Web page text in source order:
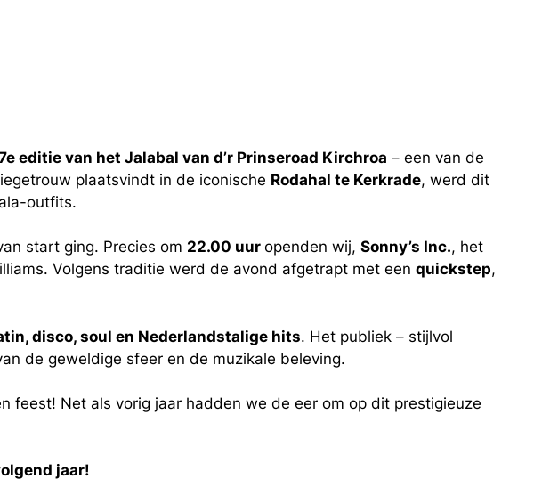
editie van het Jalabal van d’r Prinseroad Kirchroa – een van de
plaatsvindt in de iconische Rodahal te Kerkrade, werd dit
outfits.
start ging. Precies om 22.00 uuropenden wij,Sonny’s Inc., het
Volgens traditie werd de avond afgetrapt met eenquickstep,
disco, soul en Nederlandstalige hits. Het publiek – stijlvol
de geweldige sfeer en de muzikale beleving.
feest! Net als vorig jaar hadden we de eer om op dit prestigieuze
jaar!